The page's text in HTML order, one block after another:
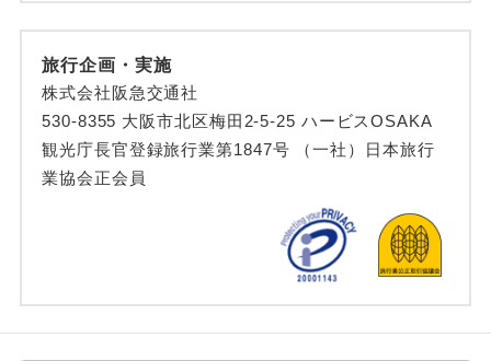
旅行企画・実施
株式会社阪急交通社
530-8355 大阪市北区梅田2-5-25 ハービスOSAKA
観光庁長官登録旅行業第1847号 （一社）日本旅行
業協会正会員